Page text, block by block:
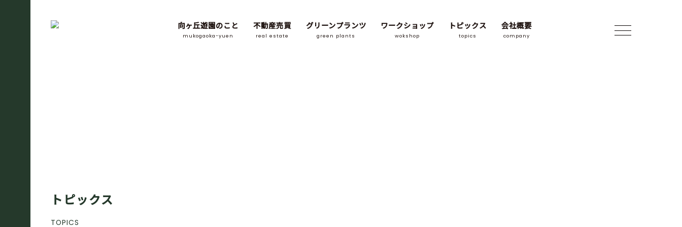
向ヶ丘遊園のこと
mukogaoka-yuen
不動産売買
real estate
グリーンプランツ
green plants
ワークショップ
wokshop
トピックス
topics
会社概要
company
トピックス
TOPICS